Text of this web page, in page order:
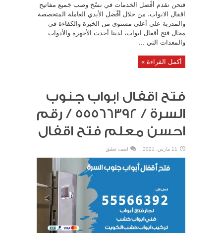
فنحن نقدم أفْضل الخدمات في نسْخ وصب جَميع مفاتيح
اقفال الابواب، من خلال أفْضل الأيدي العاملة المتخصصة
والمدربة على أعلى مستوى من الخبرة والكفاءة في
مجال فتح أقفال ابواب، لدينا أحدث الأجهزة والأدوات
والمعدات التي ...
أكمل القراءة »
فتح اقفال ابواب جنوب
السرة / 55566392 / رقم
احسن معلم فتح اقفال
11 مارس، 2021 اضف تعليق